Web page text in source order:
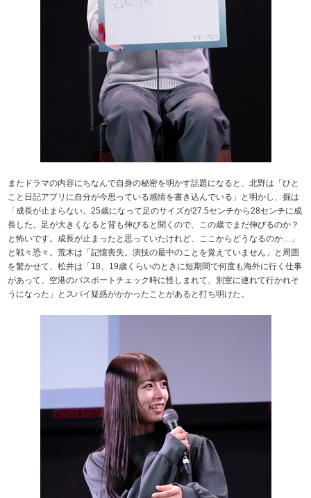
またドラマの内容にちなんで自身の秘密を明かす話題になると、北野は「ひと
こと日記アプリに自分が今思っている感情を書き込んでいる」と明かし、掘は
「成長が止まらない。25歳になって足のサイズが27.5センチから28センチに成
長した。足が大きくなると背も伸びると聞くので、この歳でまだ伸びるのか？
と怖いです。成長が止まったと思っていたけれど、ここからどうなるのか…」
と戦々恐々。荒木は「記憶喪失。演技の最中のことを覚えていません」と周囲
を驚かせて、松井は「18、19歳くらいのときに短期間で何度も海外に行く仕事
があって、空港のパスポートチェック時に怪しまれて、別室に連れて行かれそ
うになった」とスパイ疑惑がかかったことがあると打ち明けた。